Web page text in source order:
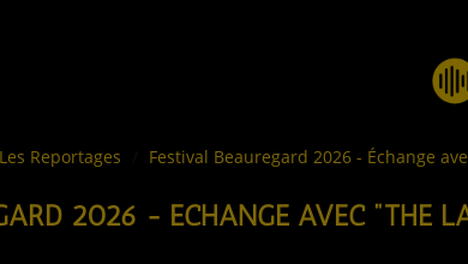
Les Reportages Festival Beauregard 2026 - Échange
2026 - ÉCHANGE AVEC "THE